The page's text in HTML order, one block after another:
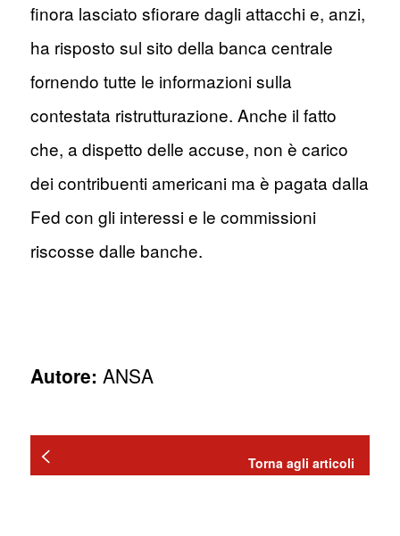
finora lasciato sfiorare dagli attacchi e, anzi,
ha risposto sul sito della banca centrale
fornendo tutte le informazioni sulla
contestata ristrutturazione. Anche il fatto
che, a dispetto delle accuse, non è carico
dei contribuenti americani ma è pagata dalla
Fed con gli interessi e le commissioni
riscosse dalle banche.
Autore: ANSA
Torna agli articoli